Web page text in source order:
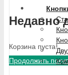
Недавно
Корзина пуста!
Продолжить